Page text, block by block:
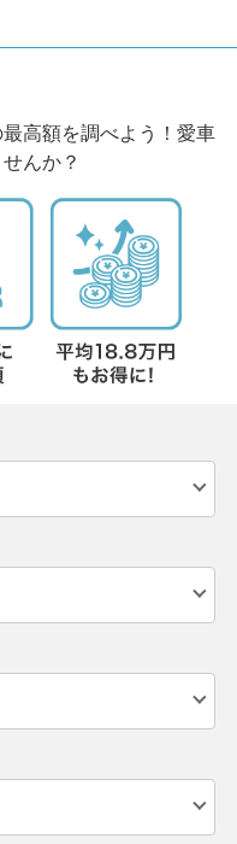
高額を調べよう！愛車
んか？